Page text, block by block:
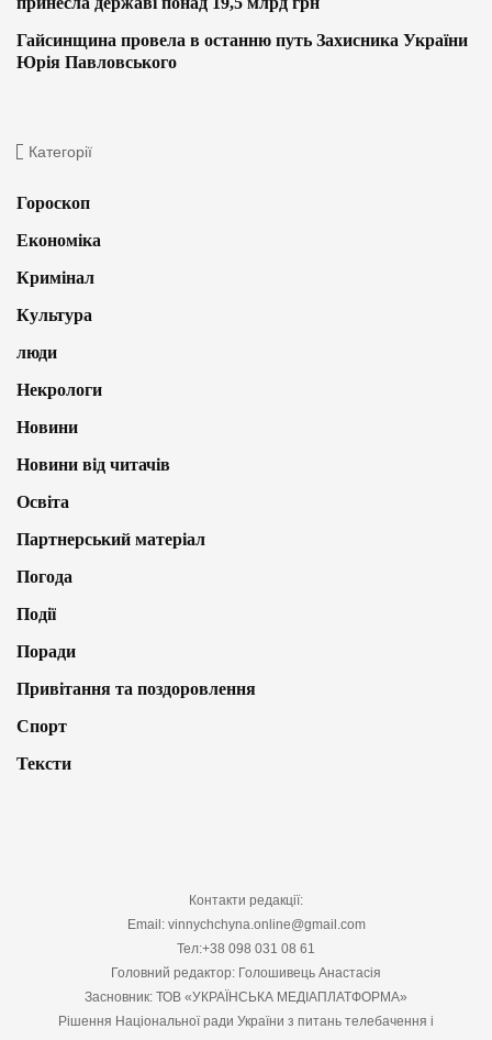
Гайсинщина провела в останню путь Захисника України
Юрія Павловського
Категорії
Гороскоп
Економіка
Кримінал
Культура
люди
Некрологи
Новини
Новини від читачів
Освіта
Партнерський матеріал
Погода
Події
Поради
Привітання та поздоровлення
Спорт
Тексти
Контакти редакції:
Email: vinnychchyna.online@gmail.com
Тел:+38 098 031 08 61
Головний редактор: Голошивець Анастасія
Засновник: ТОВ «УКРАЇНСЬКА МЕДІАПЛАТФОРМА»
Рішення Національної ради України з питань телебачення і